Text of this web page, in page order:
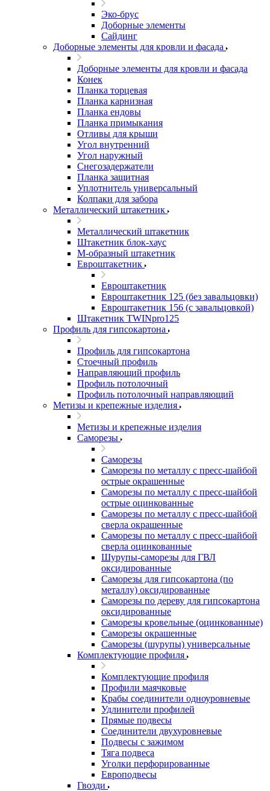
Эко-брус
Доборные элементы
Сайдинг
Доборные элементы для кровли и фасада
Доборные элементы для кровли и фасада
Конек
Планка торцевая
Планка карнизная
Планка ендовы
Планка примыкания
Отливы для крыши
Угол внутренний
Угол наружный
Снегозадержатели
Планка защитная
Уплотнитель универсальный
Колпаки для забора
Металлический штакетник
Металлический штакетник
Штакетник блок-хаус
М-образный штакетник
Евроштакетник
Евроштакетник
Евроштакетник 125 (без завальцовки)
Евроштакетник 156 (с завальцовкой)
Штакетник TWINpro125
Профиль для гипсокартона
Профиль для гипсокартона
Стоечный профиль
Направляющий профиль
Профиль потолочный
Профиль потолочный направляющий
Метизы и крепежные изделия
Метизы и крепежные изделия
Саморезы
Саморезы
Саморезы по металлу с пресс-шайбой
острые окрашенные
Саморезы по металлу с пресс-шайбой
острые оцинкованные
Саморезы по металлу с пресс-шайбой
сверла окрашенные
Саморезы по металлу с пресс-шайбой
сверла оцинкованные
Шурупы-саморезы для ГВЛ
оксидированные
Саморезы для гипсокартона (по
металлу) оксидированные
Саморезы по дереву для гипсокартона
оксидированные
Саморезы кровельные (оцинкованные)
Саморезы окрашенные
Саморезы (шурупы) универсальные
Комплектующие профиля
Комплектующие профиля
Профили маячковые
Крабы соединители одноуровневые
Удлинители профилей
Прямые подвесы
Соединители двухуровневые
Подвесы с зажимом
Тяга подвеса
Уголки перфорированные
Европодвесы
Гвозди